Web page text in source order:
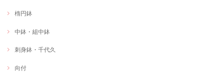
楕円鉢
中鉢・組中鉢
刺身鉢・千代久
向付